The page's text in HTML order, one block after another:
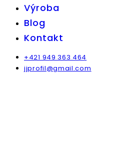
Výroba
Blog
Kontakt
+421 949 363 464
jjprofil@gmail.com